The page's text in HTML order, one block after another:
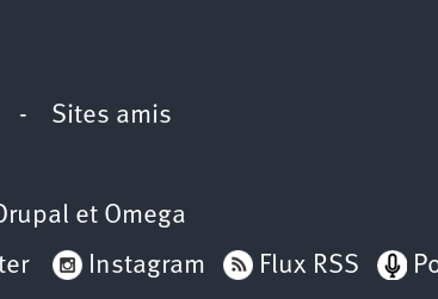
Sites amis
et Omega
Instagram Flux RSS